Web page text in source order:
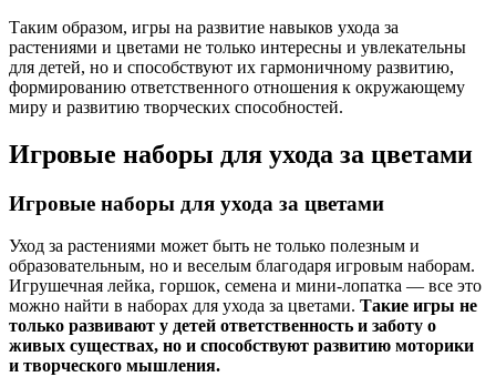
Таким образом, игры на развитие навыков ухода за
растениями и цветами не только интересны и увлекательны
для детей, но и способствуют их гармоничному развитию,
формированию ответственного отношения к окружающему
миру и развитию творческих способностей.
Игровые наборы для ухода за цветами
Игровые наборы для ухода за цветами
Уход за растениями может быть не только полезным и
образовательным, но и веселым благодаря игровым наборам.
Игрушечная лейка, горшок, семена и мини-лопатка — все это
можно найти в наборах для ухода за цветами. Такие игры не
только развивают у детей ответственность и заботу о
живых существах, но и способствуют развитию моторики
и творческого мышления.